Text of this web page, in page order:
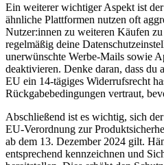
Ein weiterer wichtiger Aspekt ist
ähnliche Plattformen nutzen oft
Nutzer:innen zu weiteren Käufen
regelmäßig deine
unerwünschte Werbe-Mails sowie
deaktivieren. Denke daran, dass du
EU ein 14-tägiges Widerrufsrecht
Rückgabebedingungen vertraut,
Abschließend ist es wichtig, sich
EU-Verordnung zur
ab dem 13. Dezember 2024 gilt.
entsprechend kennzeichnen und